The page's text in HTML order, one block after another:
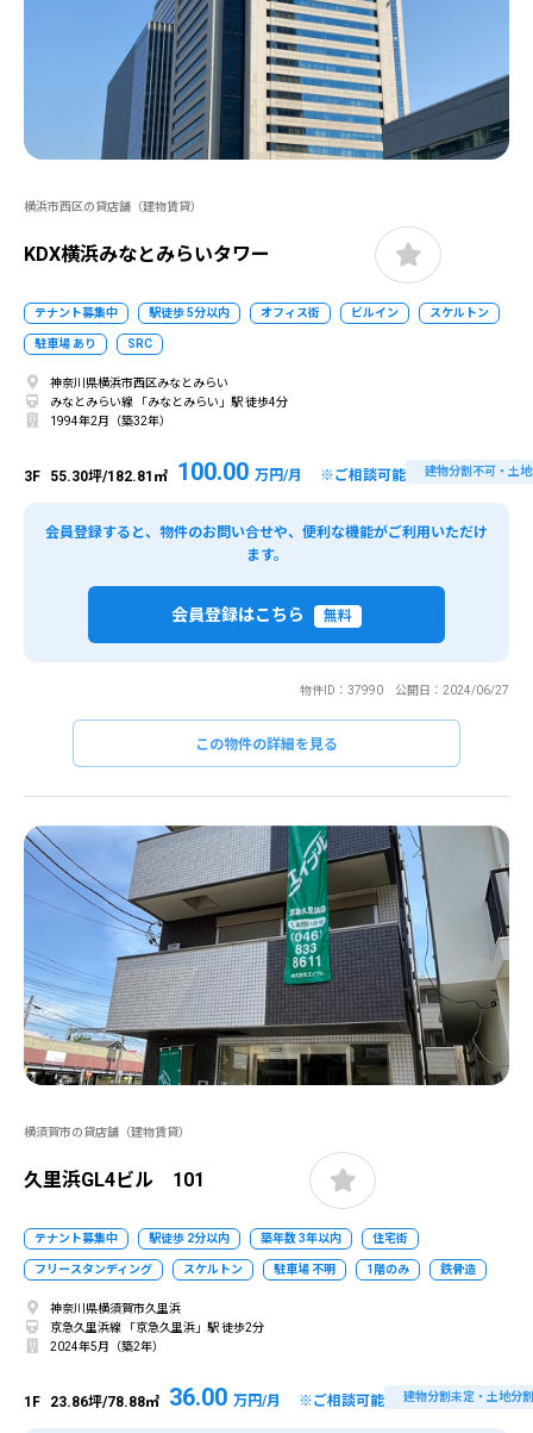
横浜市西区の貸店舗（建物賃貸）
KDX横浜みなとみらいタワー
テナント募集中 駅徒歩 5分以内 オフィス街 ビルイン スケルトン
駐車場 あり SRC
神奈川県横浜市西区みなとみらい
みなとみらい線 「みなとみらい」駅 徒歩4分
1994年2月（築32年）
3F 55.30坪/182.81㎡ 100.00 万円/月 ※ご相談可能 建物分割不可・土
会員登録すると、物件のお問い合せや、便利な機能がご利用いただけ
ます。
会員登録はこちら 無料
物件ID：37990 公開日：2024/06/27
この物件の詳細を見る
横須賀市の貸店舗（建物賃貸）
久里浜GL4ビル 101
テナント募集中 駅徒歩 2分以内 築年数 3年以内 住宅街
フリースタンディング スケルトン 駐車場 不明 1階のみ 鉄骨造
神奈川県横須賀市久里浜
京急久里浜線 「京急久里浜」駅 徒歩2分
2024年5月（築2年）
1F 23.86坪/78.88㎡ 36.00 万円/月 ※ご相談可能 建物分割未定・土地分